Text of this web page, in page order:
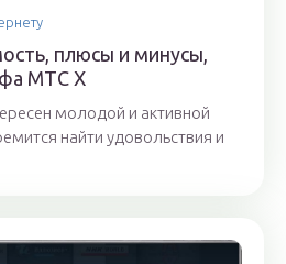
плюсы и минусы,
МТС Х
молодой и активной
найти удовольствия и